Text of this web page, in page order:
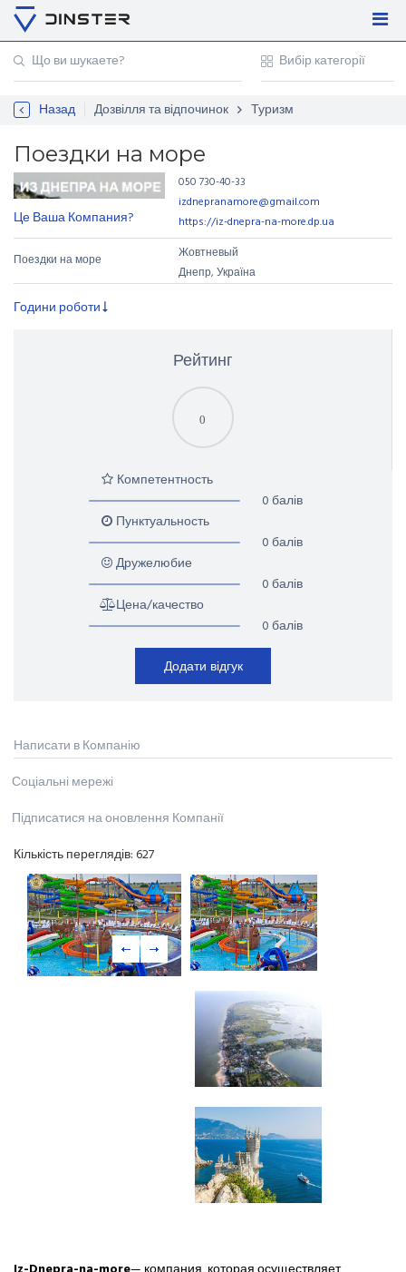
Регістрація
Контакти
Для підприємців
Назад Дозвілля та відпочинок Туризм
Поездки на море
Це Ваша Компания?
Поездки на море
050 730-40-33
izdnepranamore@gmail.com
https://iz-dnepra-na-more.dp.ua
Жовтневый
Днепр, Україна
Години роботи
Рейтинг
0
Компетентность
0 балів
Пунктуальность
0 балів
Дружелюбие
0 балів
Цена/качество
0 балів
Додати відгук
Написати в Компанію
Соціальні мережі
Підписатися на оновлення Компанії
Кількість переглядів:627